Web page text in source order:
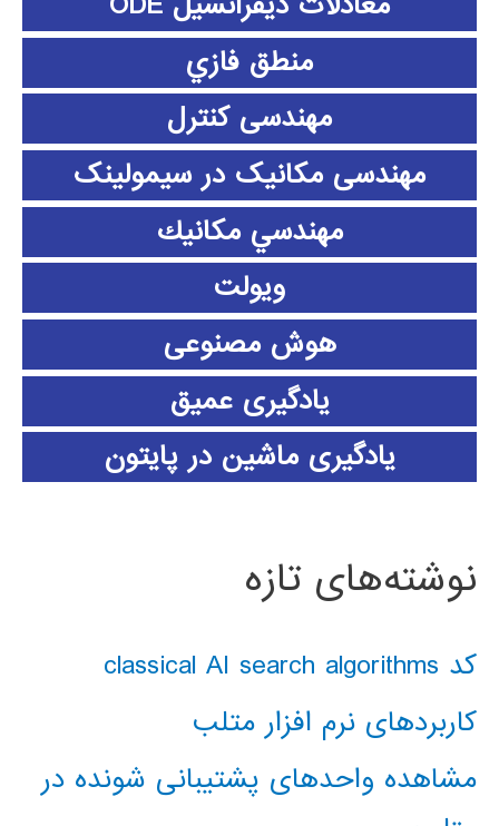
منطق فازي
مهندسی کنترل
مهندسی مکانیک در سیمولینک
مهندسي مكانيك
ویولت
هوش مصنوعی
یادگیری عمیق
یادگیری ماشین در پایتون
نوشته‌های تازه
کد classical AI search algorithms
کاربردهای نرم افزار متلب
مشاهده واحدهای پشتیبانی شونده در